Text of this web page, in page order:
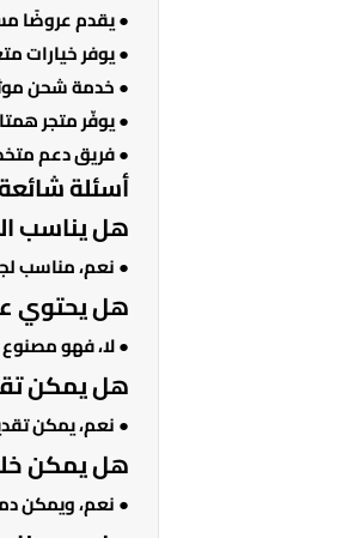
● يقدم عروضًا
● يوفر خيارات
● خدمة شحن
● يوفّر متجر
● فريق دعم
أسئلة
هل يناسب
● نعم، مناسب
هل يحتوي
● لا، فهو
هل يمكن
● نعم، يمكن
هل يمكن
● نعم، ويمكن